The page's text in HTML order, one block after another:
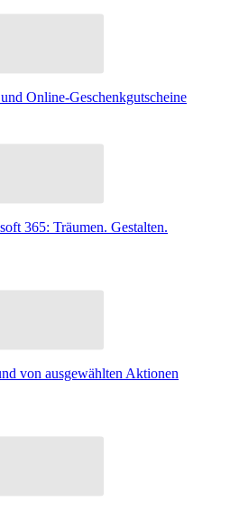
Online-Geschenkgutscheine
365: Träumen. Gestalten.
von ausgewählten Aktionen